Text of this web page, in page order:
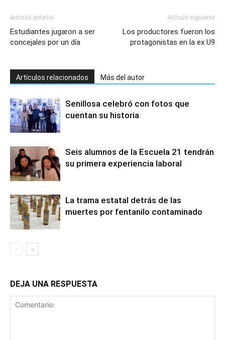
Artículo anterior
Estudiantes jugaron a ser
concejales por un día
Artículo siguiente
Los productores fueron los
protagonistas en la ex U9
Artículos relacionados Más del autor
Senillosa celebró con fotos que
cuentan su historia
Seis alumnos de la Escuela 21 tendrán
su primera experiencia laboral
La trama estatal detrás de las
muertes por fentanilo contaminado
DEJA UNA RESPUESTA